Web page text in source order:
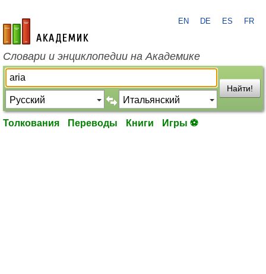
academic.ru
EN DE ES FR
Словари и энциклопедии на Академике
Найти!
Толкования Переводы Книги Игры ⚽